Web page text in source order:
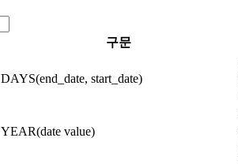
구문
DAYS(end_date, start_date)
YEAR(date value)